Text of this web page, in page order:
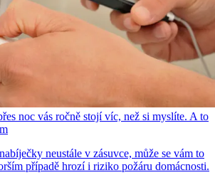
noc vás ročně stojí víc, než si myslíte. A to
neustále v zásuvce, může se vám to
případě hrozí i riziko požáru domácnosti.